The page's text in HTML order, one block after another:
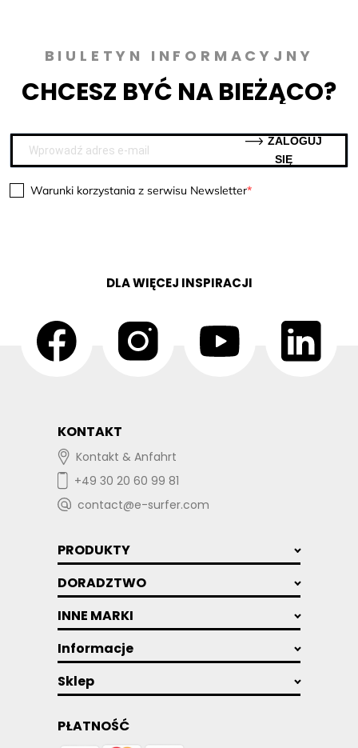
BIULETYN INFORMACYJNY
CHCESZ BYĆ NA BIEŻĄCO?
Warunki korzystania z serwisu Newsletter
SIĘ
DLA WIĘCEJ INSPIRACJI
KONTAKT
Kontakt & Anfahrt
+49 30 20 60 99 81
contact@e-surfer.com
PRODUKTY
DORADZTWO
INNE MARKI
Informacje
Sklep
PŁATNOŚĆ